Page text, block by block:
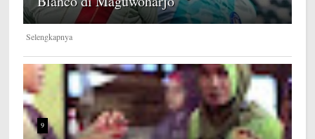
Selengkapnya
9